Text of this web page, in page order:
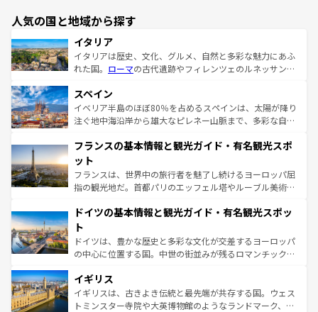
人気の国と地域から探す
イタリア
イタリアは歴史、文化、グルメ、自然と多彩な魅力にあふ
れた国。 ローマの古代遺跡やフィレンツェのルネッサンス
ろん、トスカーナの美しい田園風景やアマルフィ海岸の絶
景など、自然景観も見逃せない。観光の合間には、本場の
ピザやパスタなど、絶品のイタリア料理を堪能することも
ませてくれるイタリアで、忘れられない旅をしてみよう！
なお、新着のイタリア情報は
しい。
スペイン
イベリア半島のほぼ80％を占めるスペインは、太陽が降り
注ぐ地中海沿岸から雄大なピレネー山脈まで、多彩な自然
文化が根付くこの国では、情熱的なフラメンコ、熱気あふ
れる闘牛、そして美味しいタパスが生活の一部となってい
る。首都マドリードの洗練された雰囲気や、バルセロナの
アートに溢れた街角から、地方では古代ローマ遺跡や中世
せる。地方によって風土や気候が異なるスペインはその個
ンテンツ一覧 を参照してほしい。
フランスの基本情報と観光ガイド・有名観光スポ
ット
フランスは、世界中の旅行者を魅了し続けるヨーロッパ屈
指の観光地だ。首都パリのエッフェル塔やルーブル美術館
で、幅広い魅力が詰まっている。華麗な宮殿、歴史的な大
聖堂、美しいビーチ、そして豊かな自然が、訪れる者を心
から魅了する。また、フランスは美食の国としても知ら
れ、フランス料理はユネスコ無形文化遺産にも登録されて
香り高いラベンダー畑など、多彩な楽しみ方が可能だ。さ
らに、パリ以外の地域にも魅力が溢れており、どの街角に
も豊かな歴史と文化が息づいている。パリ以外の個性あふ
ドイツの基本情報と観光ガイド・有名観光スポッ
ト
ドイツは、豊かな歴史と多彩な文化が交差するヨーロッパ
の中心に位置する国。中世の街並みが残るロマンチック街
顔を持つこの国は、どこを歩いても飽きることがない。ベ
ルリンの文化的活気、バイエルン州のアルプスの絶景、そ
してライン川沿いのワイン畑といった風景は必見。ビール
イギリス
イギリスは、古きよき伝統と最先端が共存する国。ウェス
トミンスター寺院や大英博物館のようなランドマーク、歴